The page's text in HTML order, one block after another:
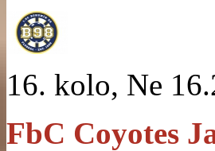
16. kolo, Ne
FbC Coyotes